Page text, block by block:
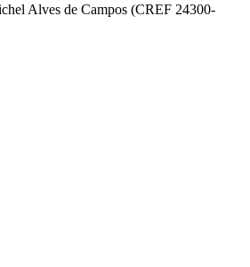
Alves de Campos (CREF 24300-